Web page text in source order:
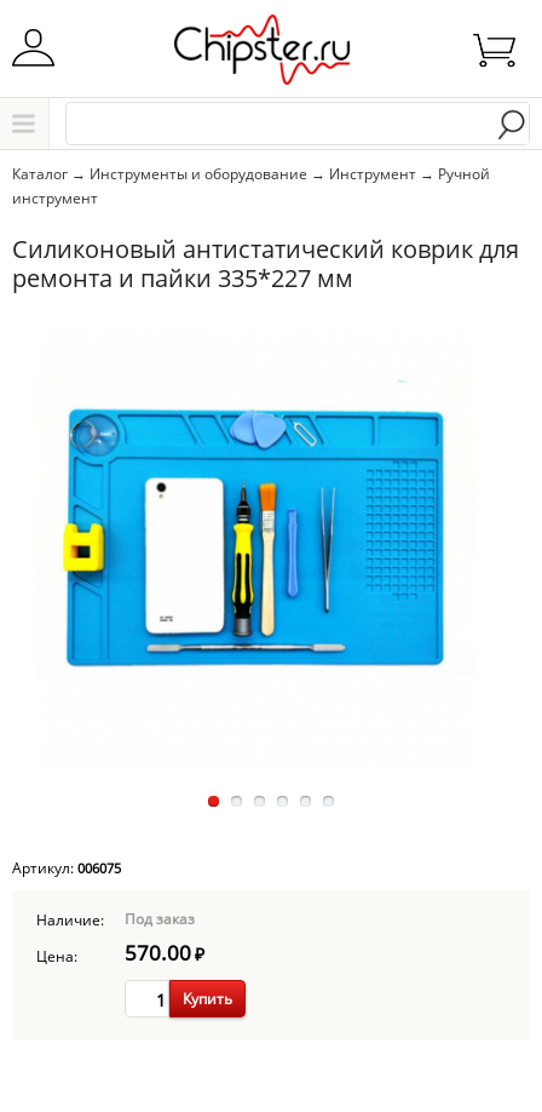
Начните водить название города..
Выбрать
Каталог → Инструменты и оборудование → Инструмент → Ручной
инструмент
Силиконовый антистатический коврик для
ремонта и пайки 335*227 мм
Артикул: 006075
Наличие:
Под заказ
Цена:
570.00₽
Купить